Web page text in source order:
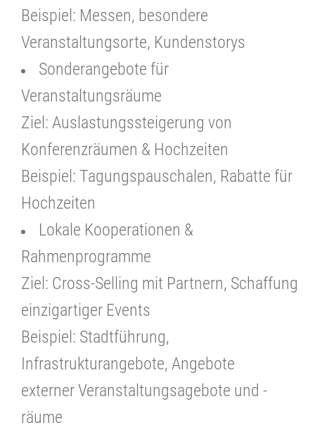
Beispiel: Messen, besondere
Veranstaltungsorte, Kundenstorys
Sonderangebote für
Veranstaltungsräume
Ziel: Auslastungssteigerung von
Konferenzräumen & Hochzeiten
Beispiel: Tagungspauschalen, Rabatte für
Hochzeiten
Lokale Kooperationen &
Rahmenprogramme
Ziel: Cross-Selling mit Partnern, Schaffung
einzigartiger Events
Beispiel: Stadtführung,
Infrastrukturangebote, Angebote
externer Veranstaltungsagebote und -
räume